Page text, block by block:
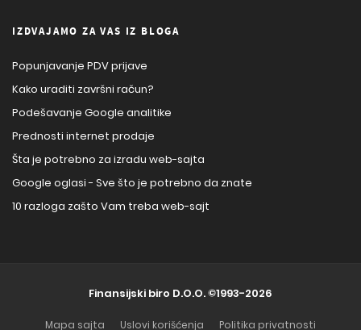
IZDVAJAMO ZA VAS IZ BLOGA
Popunjavanje PDV prijave
Kako uraditi završni račun?
Podešavanje Google analitike
Prednosti internet prodaje
Šta je potrebno za izradu web-sajta
Google oglasi - Sve što je potrebno da znate
10 razloga zašto Vam treba web-sajt
Finansijski biro D.O.O.©1993-2026
Mapa sajta Uslovi korišćenja Politika privatnosti